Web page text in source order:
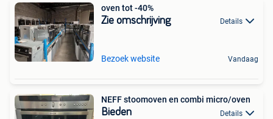
oven tot -40%
Zie omschrijving Details
Bezoek website Vandaag
NEFF stoomoven en combi micro/oven
Bieden Details